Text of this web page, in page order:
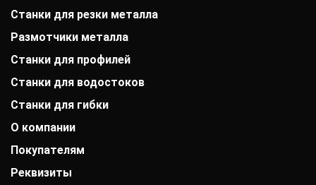
Станки для резки металла
Размотчики металла
Станки для профилей
Станки для водостоков
Станки для гибки
О компании
История компании
Выставки
Покупателям
Оплата
Реквизиты